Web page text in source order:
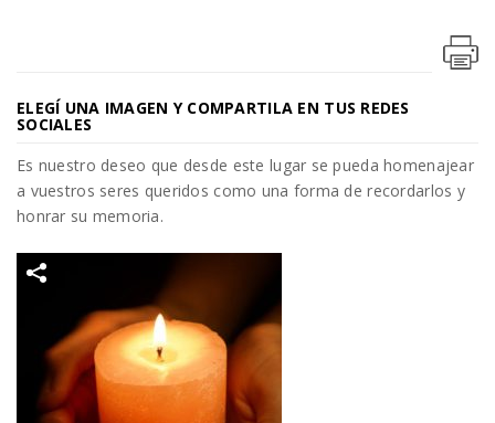
ELEGÍ UNA IMAGEN Y COMPARTILA EN TUS REDES
SOCIALES
Es nuestro deseo que desde este lugar se pueda homenajear
a vuestros seres queridos como una forma de recordarlos y
honrar su memoria.